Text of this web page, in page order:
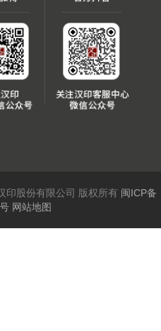
印股份有限公司 版权所有 闽ICP备
网站地图